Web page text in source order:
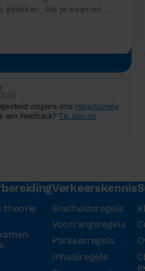
gekeken. Als je examen wil
volgens ons redactionele
een feedback? Tip dan de
theorie
Verkeerskennis
Snelheidsregels
Voorrangsregels
Parkeerregels
Inhaalregels